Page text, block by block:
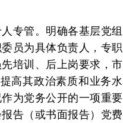
专管。明确各基层党组
员为具体负责人，专职
培训、后上岗要求，市
高其政治素质和业务水
为党务公开的一项重要
告（或书面报告）党费